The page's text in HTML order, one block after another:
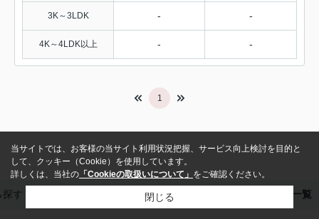
3K～3LDK - -
4K～4LDK以上 - -
1
探す 山手線の賃貸物件一覧 山手線 上野駅の賃貸物件一覧
当サイトでは、お客様の当サイト利用状況把握、サービス向上検討を目的と
して、クッキー（Cookie）を使用しています。
詳しくは、当社の 「Cookieの取扱いについて」 をご確認ください。
閉じる